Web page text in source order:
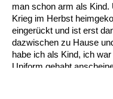
man schon arm als Kind.
Krieg im Herbst
eingerückt und ist erst
dazwischen zu Hause
habe ich als Kind, ich
Uniform gehabt